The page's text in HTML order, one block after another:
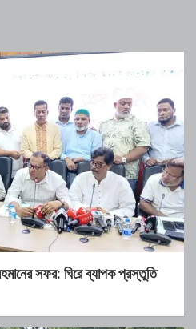
সফর: ঘিরে ব্যাপক প্রস্তুতি